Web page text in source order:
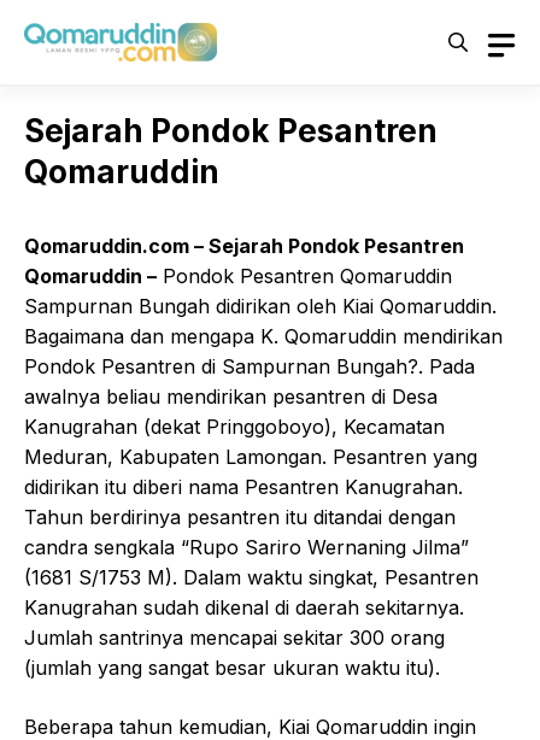
Sejarah Pondok Pesantren
Qomaruddin
Qomaruddin.com – Sejarah Pondok Pesantren
Qomaruddin – Pondok Pesantren Qomaruddin
Sampurnan Bungah didirikan oleh Kiai Qomaruddin.
Bagaimana dan mengapa K. Qomaruddin mendirikan
Pondok Pesantren di Sampurnan Bungah?. Pada
awalnya beliau mendirikan pesantren di Desa
Kanugrahan (dekat Pringgoboyo), Kecamatan
Meduran, Kabupaten Lamongan. Pesantren yang
didirikan itu diberi nama Pesantren Kanugrahan.
Tahun berdirinya pesantren itu ditandai dengan
candra sengkala “Rupo Sariro Wernaning Jilma”
(1681 S/1753 M). Dalam waktu singkat, Pesantren
Kanugrahan sudah dikenal di daerah sekitarnya.
Jumlah santrinya mencapai sekitar 300 orang
(jumlah yang sangat besar ukuran waktu itu).
Beberapa tahun kemudian, Kiai Qomaruddin ingin